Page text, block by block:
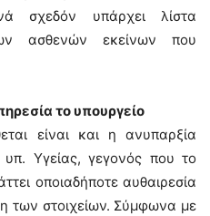
σχεδόν υπάρχει λίστα
ασθενών εκείνων που
το υπουργείο
είναι και η ανυπαρξία
υπ. Υγείας, γεγονός που το
οποιαδήποτε αυθαιρεσία
των στοιχείων. Σύμφωνα με